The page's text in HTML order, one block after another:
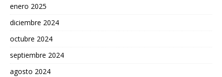
enero 2025
diciembre 2024
octubre 2024
septiembre 2024
agosto 2024